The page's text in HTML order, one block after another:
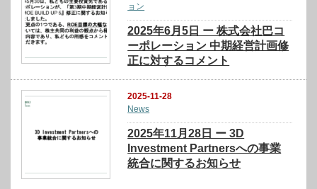
ョン
2025年6月5日 ー 株式会社巴コ
ーポレーション 中期経営計画修
正に対するコメント
2025-11-28
News
2025年11月28日 ー 3D
Investment Partnersへの事業
統合に関するお知らせ